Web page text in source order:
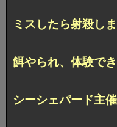
ミスしたら射殺し
餌やられ、体験で
シーシェパード主